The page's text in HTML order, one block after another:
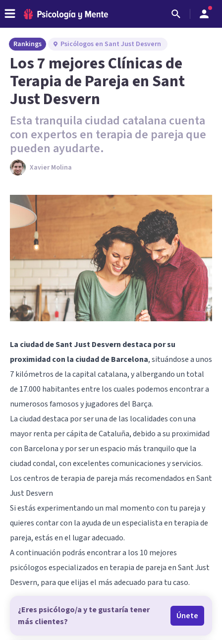
Rankings Psicólogos en Sant Just Desvern
Los 7 mejores Clínicas de
Terapia de Pareja en Sant
Just Desvern
Esta tranquila ciudad catalana cuenta
con expertos en terapia de pareja que
pueden ayudarte.
Xavier Molina
La ciudad de Sant Just Desvern destaca por su
proximidad con la ciudad de Barcelona, situándose a unos
7 kilómetros de la capital catalana, y albergando un total
de 17.000 habitantes entre los cuales podemos encontrar a
numerosos famosos y jugadores del Barça.
La ciudad destaca por ser una de las localidades con una
mayor renta per cápita de Cataluña, debido a su proximidad
con Barcelona y por ser un espacio más tranquilo que la
ciudad condal, con excelentes comunicaciones y servicios.
Los centros de terapia de pareja más recomendados en Sant
Just Desvern
Si estás experimentando un mal momento con tu pareja y
quieres contar con la ayuda de un especialista en terapia de
pareja, estás en el lugar adecuado.
A continuación podrás encontrar a los 10 mejores
psicólogos especializados en terapia de pareja en Sant Just
Desvern, para que elijas el más adecuado para tu caso.
¿Eres psicólogo/a y te gustaría tener
más clientes?
Únete